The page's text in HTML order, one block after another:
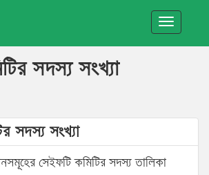
Toggle
সদস্য সংখ্যা
সদস্য সংখ্যা
সেইফটি কমিটির সদস্য তালিকা